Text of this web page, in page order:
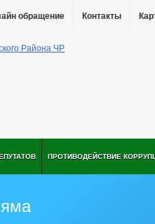
обращение Контакты
ПРОТИВОДЕЙСТВИЕ